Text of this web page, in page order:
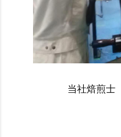
当社焙煎